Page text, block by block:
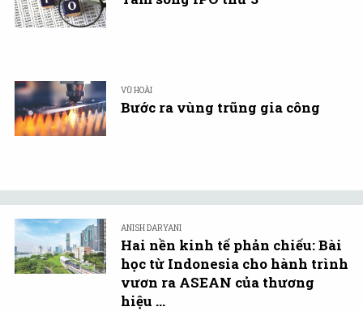
VŨ HOÀI
Bước ra vùng trũng gia công
ANISH DARYANI
Hai nền kinh tế phản chiếu: Bài
học từ Indonesia cho hành trình
vươn ra ASEAN của thương
hiệu ...